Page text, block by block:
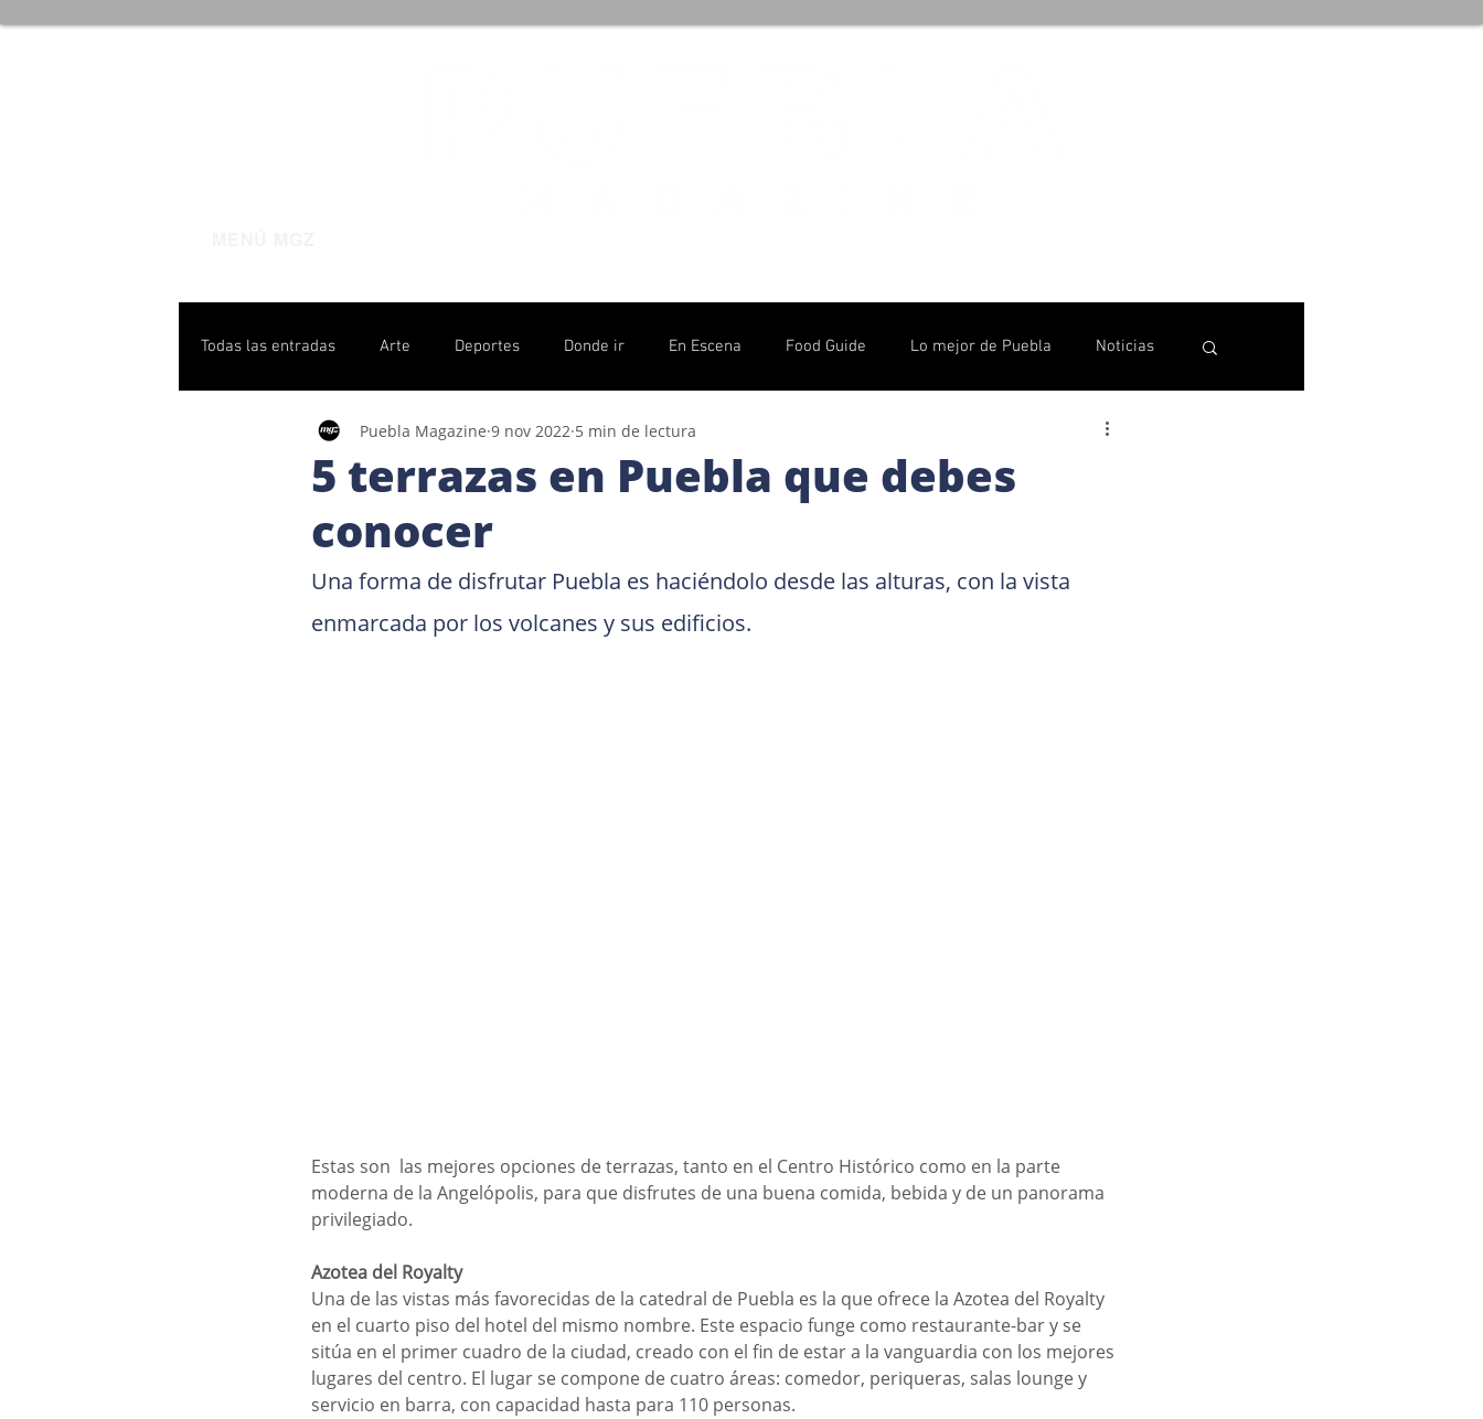
Todas las entradas Arte Deportes Donde ir En Escena Food Guide Lo mejor de Puebla Noticias
Poblanas destacadas Pulso Político
5 terrazas en Puebla que debes
conocer
Puebla Magazine 9 nov 2022 5 min de lectura
Una forma de disfrutar Puebla es haciéndolo desde las alturas, con la vista
enmarcada por los volcanes y sus edificios.
Estas son  las mejores opciones de terrazas, tanto en el Centro Histórico como en la parte
moderna de la Angelópolis, para que disfrutes de una buena comida, bebida y de un panorama
privilegiado.
Azotea del Royalty
Una de las vistas más favorecidas de la catedral de Puebla es la que ofrece la Azotea del Royalty
en el cuarto piso del hotel del mismo nombre. Este espacio funge como restaurante-bar y se
sitúa en el primer cuadro de la ciudad, creado con el fin de estar a la vanguardia con los mejores
lugares del centro. El lugar se compone de cuatro áreas: comedor, periqueras, salas lounge y
servicio en barra, con capacidad hasta para 110 personas.